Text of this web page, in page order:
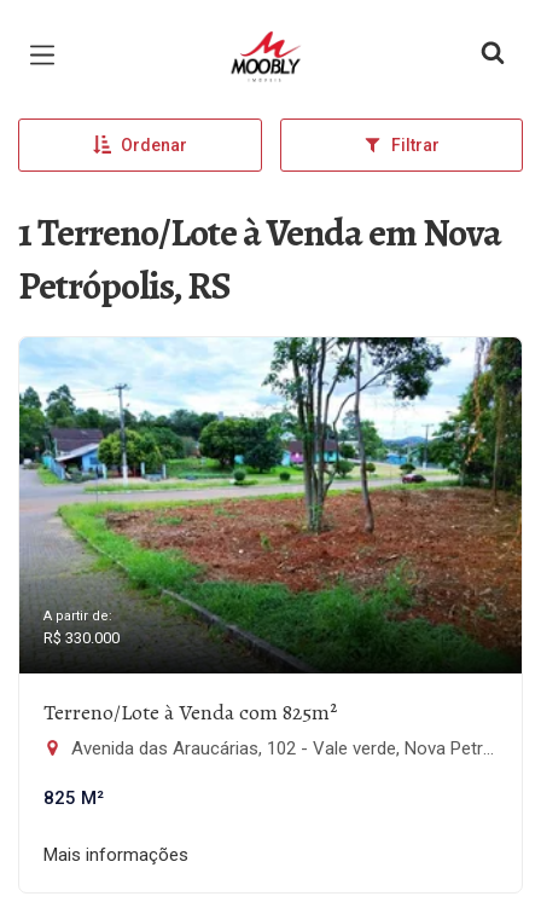
Página inicial
Ordenar Filtrar
1 Terreno/Lote à Venda em Nova
Petrópolis, RS
A partir de:
R$ 330.000
Terreno/Lote à Venda com 825m²
Avenida das Araucárias, 102 - Vale verde, Nova Petrópolis-RS
825 M²
Mais informações